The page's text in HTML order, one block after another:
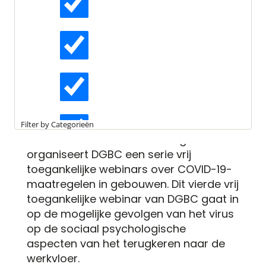
Longreads
Partnernieuws
Filter by Categorieën
psychologische aspecten
di 12 mei 2020 12:00
vormgeven aan de
organiseert DGBC een serie vrij
toegankelijke webinars over COVID-19-
maatregelen in gebouwen. Dit vierde vrij
toegankelijke webinar van DGBC gaat in
op de mogelijke gevolgen van het virus
op de sociaal psychologische
aspecten van het terugkeren naar de
werkvloer.